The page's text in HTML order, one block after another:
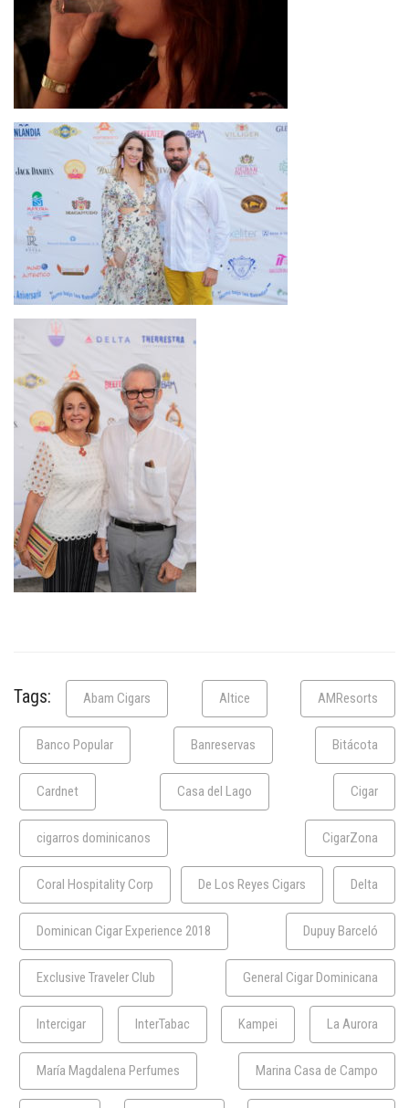
Tags: Abam Cigars Altice AMResorts
Banco Popular Banreservas Bitácota
Cardnet Casa del Lago Cigar
cigarros dominicanos CigarZona
Coral Hospitality Corp De Los Reyes Cigars Delta
Dominican Cigar Experience 2018 Dupuy Barceló
Exclusive Traveler Club General Cigar Dominicana
Intercigar InterTabac Kampei La Aurora
María Magdalena Perfumes Marina Casa de Campo